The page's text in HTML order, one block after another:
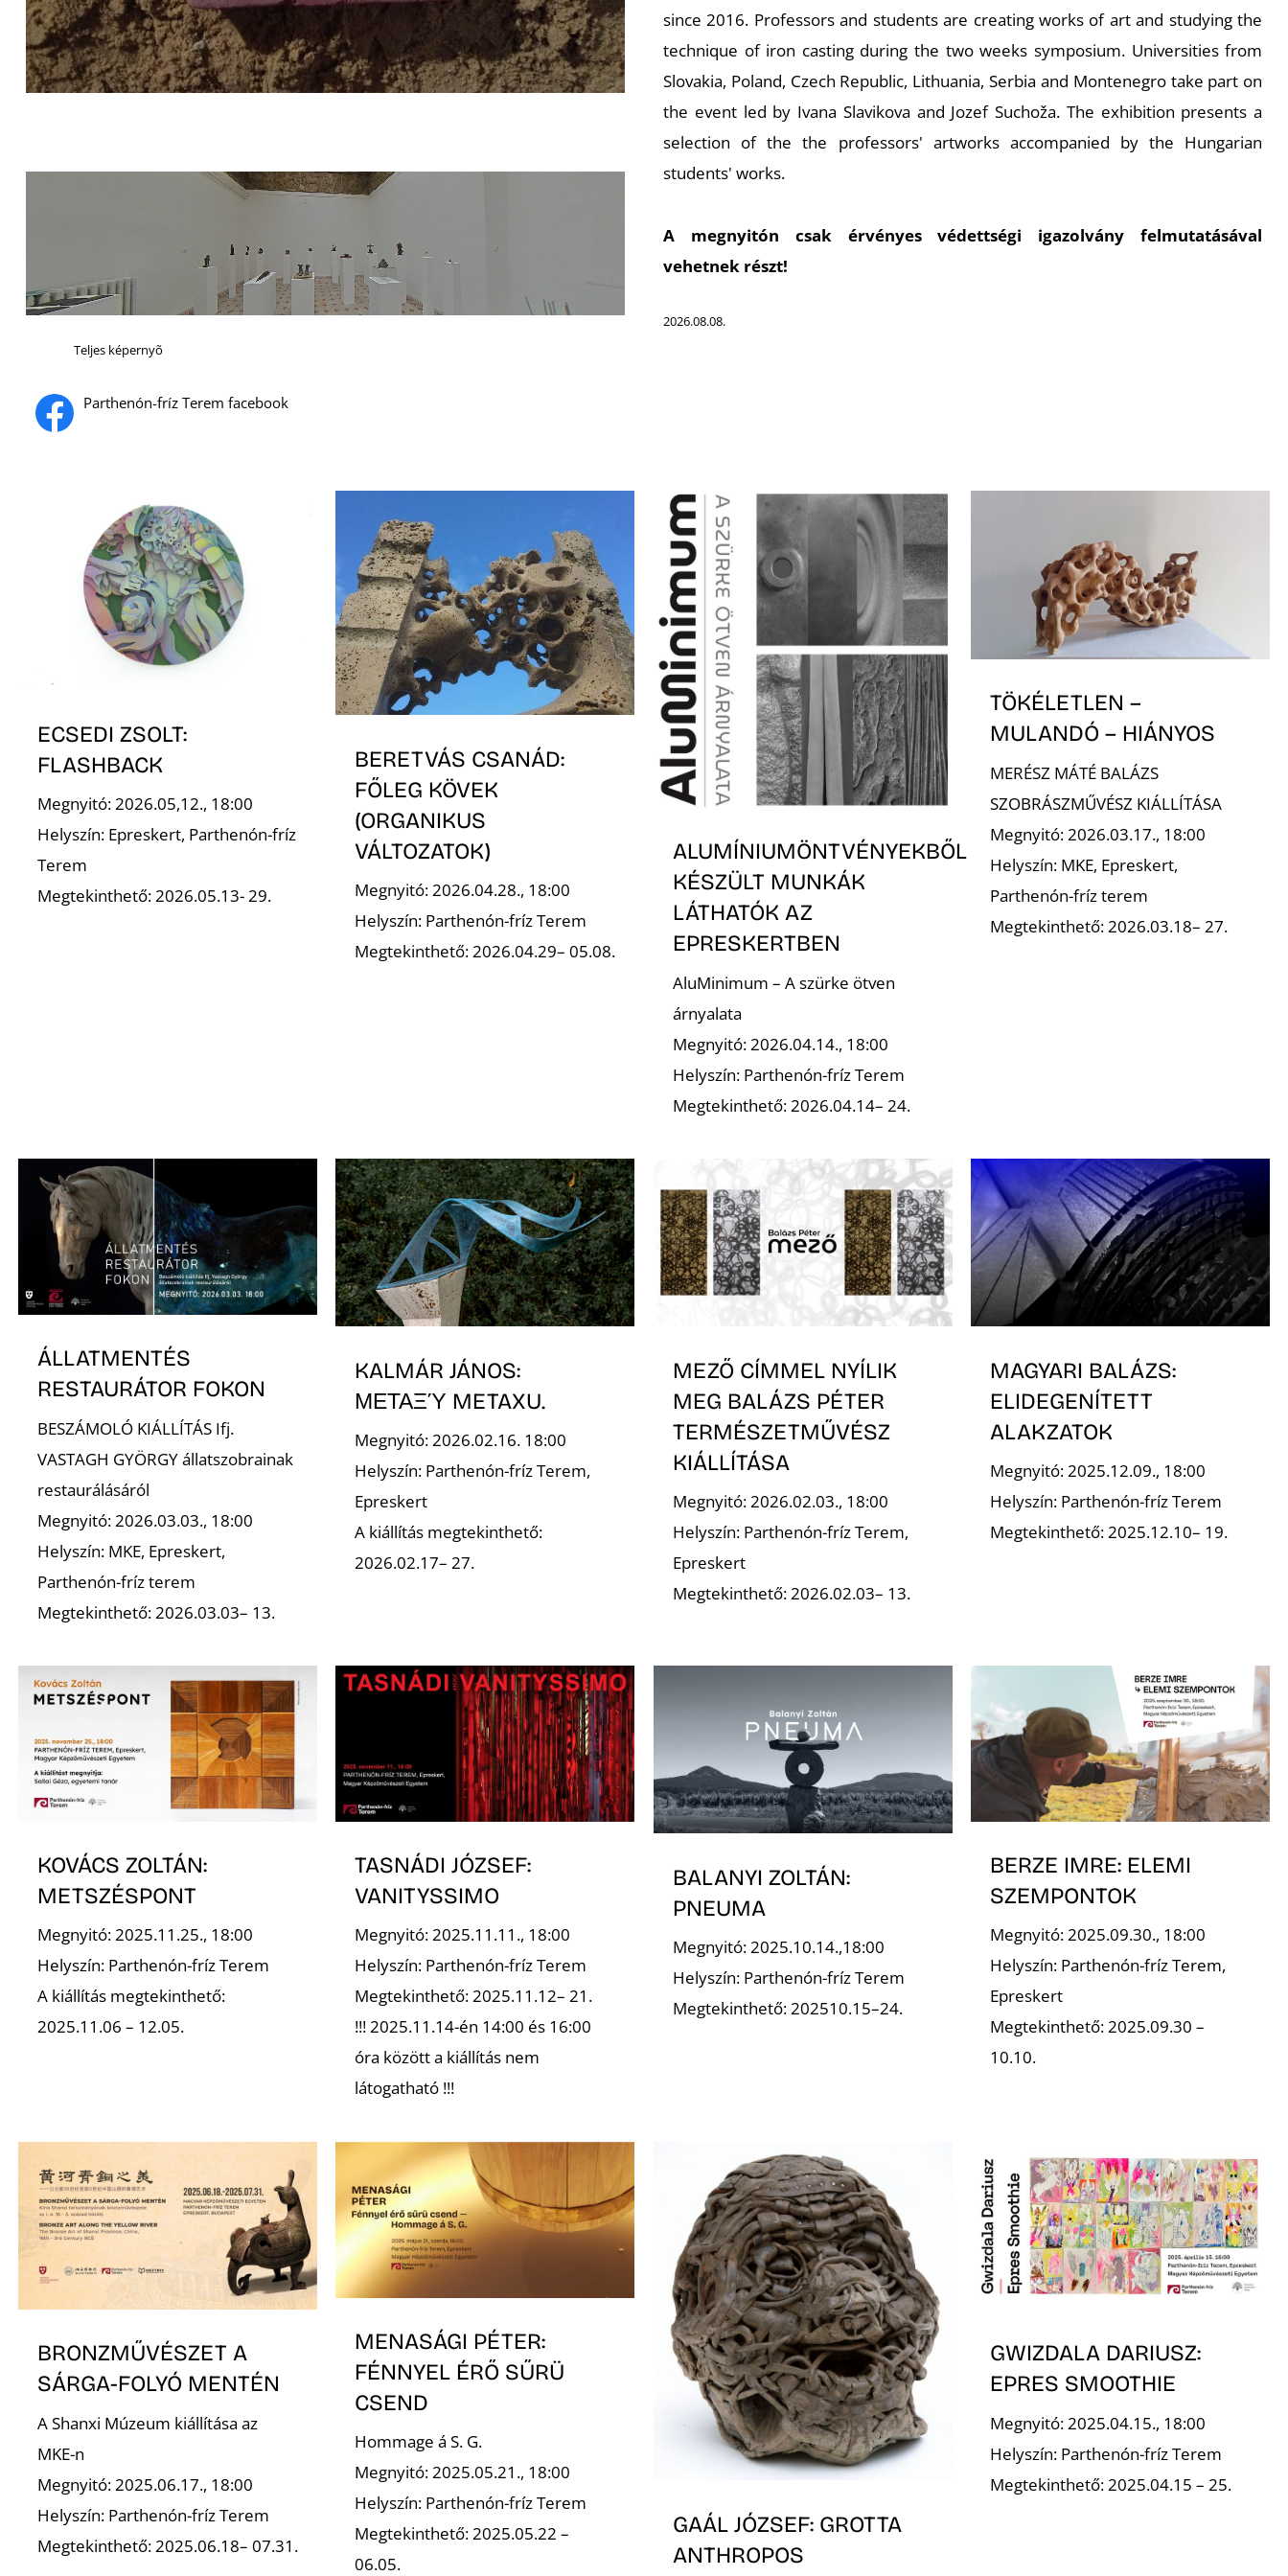
Teljes képernyõ
Parthenón-fríz Terem facebook
since 2016. Professors and students are creating works of art and studying the
technique of iron casting during the two weeks symposium. Universities from
Slovakia, Poland, Czech Republic, Lithuania, Serbia and Montenegro take part on
the event led by Ivana Slavikova and Jozef Suchoža. The exhibition presents a
selection of the the professors' artworks accompanied by the Hungarian
students' works.
A megnyitón csak érvényes védettségi igazolvány felmutatásával
vehetnek részt!
2026.08.08.
ECSEDI ZSOLT:
FLASHBACK
Megnyitó: 2026.05,12., 18:00
Helyszín: Epreskert, Parthenón-fríz
Terem
Megtekinthető: 2026.05.13- 29.
BERETVÁS CSANÁD:
FŐLEG KÖVEK
(ORGANIKUS
VÁLTOZATOK)
Megnyitó: 2026.04.28., 18:00
Helyszín: Parthenón-fríz Terem
Megtekinthető: 2026.04.29– 05.08.
ALUMÍNIUMÖNTVÉNYEKBŐL
KÉSZÜLT MUNKÁK
LÁTHATÓK AZ
EPRESKERTBEN
AluMinimum – A szürke ötven
árnyalata
Megnyitó: 2026.04.14., 18:00
Helyszín: Parthenón-fríz Terem
Megtekinthető: 2026.04.14– 24.
TÖKÉLETLEN –
MULANDÓ – HIÁNYOS
MERÉSZ MÁTÉ BALÁZS
SZOBRÁSZMŰVÉSZ KIÁLLÍTÁSA
Megnyitó: 2026.03.17., 18:00
Helyszín: MKE, Epreskert,
Parthenón-fríz terem
Megtekinthető: 2026.03.18– 27.
ÁLLATMENTÉS
RESTAURÁTOR FOKON
BESZÁMOLÓ KIÁLLÍTÁS Ifj.
VASTAGH GYÖRGY állatszobrainak
restaurálásáról
Megnyitó: 2026.03.03., 18:00
Helyszín: MKE, Epreskert,
Parthenón-fríz terem
Megtekinthető: 2026.03.03– 13.
KALMÁR JÁNOS:
ΜΕΤΑΞΎ METAXU.
Megnyitó: 2026.02.16. 18:00
Helyszín: Parthenón-fríz Terem,
Epreskert
A kiállítás megtekinthető:
2026.02.17– 27.
MEZŐ CÍMMEL NYÍLIK
MEG BALÁZS PÉTER
TERMÉSZETMŰVÉSZ
KIÁLLÍTÁSA
Megnyitó: 2026.02.03., 18:00
Helyszín: Parthenón-fríz Terem,
Epreskert
Megtekinthető: 2026.02.03– 13.
MAGYARI BALÁZS:
ELIDEGENÍTETT
ALAKZATOK
Megnyitó: 2025.12.09., 18:00
Helyszín: Parthenón-fríz Terem
Megtekinthető: 2025.12.10– 19.
KOVÁCS ZOLTÁN:
METSZÉSPONT
Megnyitó: 2025.11.25., 18:00
Helyszín: Parthenón-fríz Terem
A kiállítás megtekinthető:
2025.11.06 – 12.05.
TASNÁDI JÓZSEF:
VANITYSSIMO
Megnyitó: 2025.11.11., 18:00
Helyszín: Parthenón-fríz Terem
Megtekinthető: 2025.11.12– 21.
!!! 2025.11.14-én 14:00 és 16:00
óra között a kiállítás nem
látogatható !!!
BALANYI ZOLTÁN:
PNEUMA
Megnyitó: 2025.10.14.,18:00
Helyszín: Parthenón-fríz Terem
Megtekinthető: 202510.15–24.
BERZE IMRE: ELEMI
SZEMPONTOK
Megnyitó: 2025.09.30., 18:00
Helyszín: Parthenón-fríz Terem,
Epreskert
Megtekinthető: 2025.09.30 –
10.10.
BRONZMŰVÉSZET A
SÁRGA-FOLYÓ MENTÉN
A Shanxi Múzeum kiállítása az
MKE-n
Megnyitó: 2025.06.17., 18:00
Helyszín: Parthenón-fríz Terem
Megtekinthető: 2025.06.18– 07.31.
MENASÁGI PÉTER:
FÉNNYEL ÉRŐ SŰRÜ
CSEND
Hommage á S. G.
Megnyitó: 2025.05.21., 18:00
Helyszín: Parthenón-fríz Terem
Megtekinthető: 2025.05.22 –
06.05.
GAÁL JÓZSEF: GROTTA
ANTHROPOS
GWIZDALA DARIUSZ:
EPRES SMOOTHIE
Megnyitó: 2025.04.15., 18:00
Helyszín: Parthenón-fríz Terem
Megtekinthető: 2025.04.15 – 25.